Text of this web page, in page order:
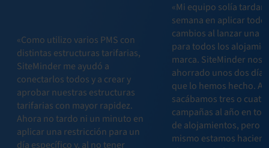
«Como utilizo varios PMS con
distintas estructuras tarifarias,
SiteMinder me ayudó a
conectarlos todos y a crear y
aprobar nuestras estructuras
tarifarias con mayor rapidez.
Ahora no tardo ni un minuto en
aplicar una restricción para un
día específico y, al no tener
«Mi equipo solía tardar
semana en aplicar
cambios al lanzar una
para todos los
marca. SiteMinder nos
ahorrado unos dos días
que lo hemos hecho.
sacábamos tres o
campañas al año en
de alojamientos, pero
mismo estamos